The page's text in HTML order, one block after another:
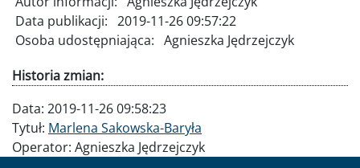
Data publikacji: 2019-11-26 09:57:22
Osoba udostępniająca: Agnieszka Jędrzejczyk
Historia zmian:
Data: 2019-11-26 09:58:23
Tytuł: Marlena Sakowska-Baryła
Operator: Agnieszka Jędrzejczyk